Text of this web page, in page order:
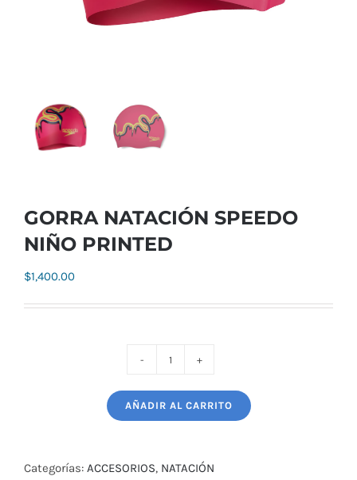
GORRA NATACIÓN SPEEDO
NIÑO PRINTED
$1,400.00
NATACIÓN
SPEEDO
PRINTED
AÑADIR AL CARRITO
Categorías: ACCESORIOS, NATACIÓN